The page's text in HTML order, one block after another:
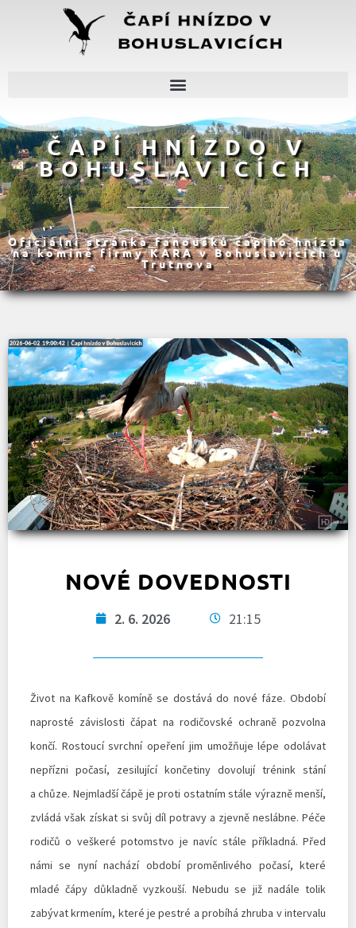
ČAPÍ HNÍZDO V
BOHUSLAVICÍCH
Oficiální stránka fanoušků čapího hnízda
na komíně firmy KARA v Bohuslavicích u
Trutnova
NOVÉ DOVEDNOSTI
2. 6. 2026 21:15
Život na Kafkově komíně se dostává do nové fáze. Období
naprosté závislosti čápat na rodičovské ochraně pozvolna
končí. Rostoucí svrchní opeření jim umožňuje lépe odolávat
nepřízni počasí, zesilující končetiny dovolují trénink stání
a chůze. Nejmladší čápě je proti ostatním stále výrazně menší,
zvládá však získat si svůj díl potravy a zjevně neslábne. Péče
rodičů o veškeré potomstvo je navíc stále příkladná. Před
námi se nyní nachází období proměnlivého počasí, které
mladé čápy důkladně vyzkouší. Nebudu se již nadále tolik
zabývat krmením, které je pestré a probíhá zhruba v intervalu